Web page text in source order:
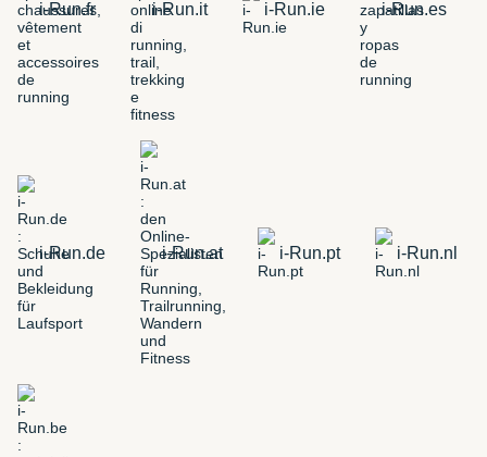
i-Run.fr i-Run.it i-Run.ie i-Run.es
i-Run.de i-Run.at i-Run.pt i-Run.nl